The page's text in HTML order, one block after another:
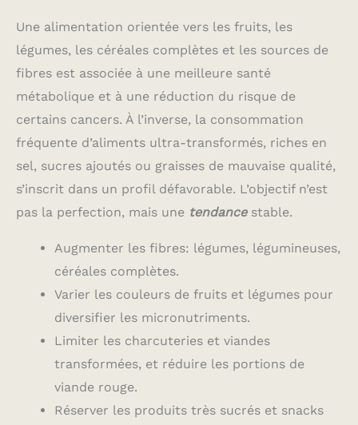
Une alimentation orientée vers les fruits, les
légumes, les céréales complètes et les sources de
fibres est associée à une meilleure santé
métabolique et à une réduction du risque de
certains cancers. À l’inverse, la consommation
fréquente d’aliments ultra-transformés, riches en
sel, sucres ajoutés ou graisses de mauvaise qualité,
s’inscrit dans un profil défavorable. L’objectif n’est
pas la perfection, mais une tendancestable.
Augmenter les fibres: légumes, légumineuses,
céréales complètes.
Varier les couleurs de fruits et légumes pour
diversifier les micronutriments.
Limiter les charcuteries et viandes
transformées, et réduire les portions de
viande rouge.
Réserver les produits très sucrés et snacks